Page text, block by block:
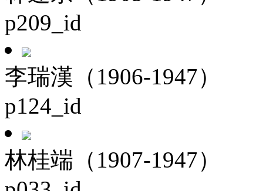
p209_id
李瑞漢（1906-1947）
p124_id
林桂端（1907-1947）